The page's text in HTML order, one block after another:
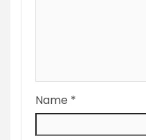
Name *